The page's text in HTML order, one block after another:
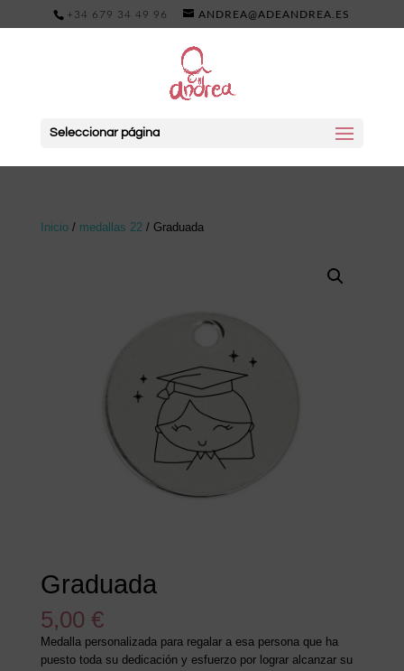
+34 679 34 49 96 ANDREA@ADEANDREA.ES
Seleccionar página
Inicio/ medallas 22/ Graduada
Graduada
5,00 €
Medalla personalizada para regalar a esa persona que ha
puesto toda su dedicación y esfuerzo por lograr alcanzar su